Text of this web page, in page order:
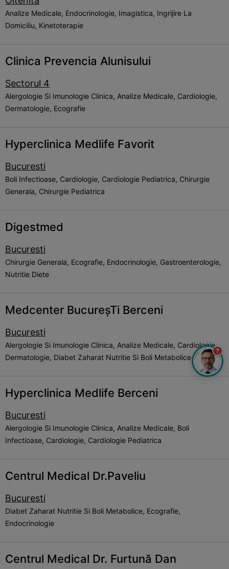
Analize Medicale, Endocrinologie, Imagistica, Ingrijire La
Domiciliu, Kinetoterapie
Clinica Prevencia Alunisului
Sectorul 4
Alergologie Si Imunologie Clinica, Analize Medicale, Cardiologie,
Dermatologie, Ecografie
Hyperclinica Medlife Favorit
Bucuresti
Boli Infectioase, Cardiologie, Cardiologie Pediatrica, Chirurgie
Generala, Chirurgie Pediatrica
Digestmed
Bucuresti
Chirurgie Generala, Ecografie, Endocrinologie, Gastroenterologie,
Nutritie Diete
Medcenter BucureșTi Berceni
Bucuresti
Alergologie Si Imunologie Clinica, Analize Medicale, Cardiologie,
Dermatologie, Diabet Zaharat Nutritie Si Boli Metabolice
Hyperclinica Medlife Berceni
Bucuresti
Alergologie Si Imunologie Clinica, Analize Medicale, Boli
Infectioase, Cardiologie, Cardiologie Pediatrica
Centrul Medical Dr.Paveliu
Bucuresti
Diabet Zaharat Nutritie Si Boli Metabolice, Ecografie,
Endocrinologie
Centrul Medical Dr. Furtună Dan
?